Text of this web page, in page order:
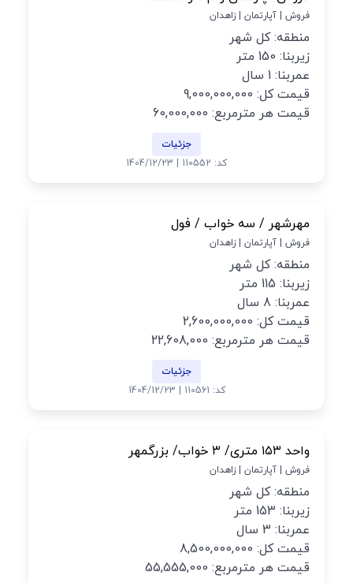
فروش | آپارتمان | زاهدان
منطقه: کل شهر
زیربنا: 150 متر
عمربنا: 1 سال
قیمت کل: 9,000,000,000
قیمت هر مترمربع: 60,000,000
جزئیات
کد: 110552 | 1404/12/23
مهرشهر / سه خواب / فول
فروش | آپارتمان | زاهدان
منطقه: کل شهر
زیربنا: 115 متر
عمربنا: 8 سال
قیمت کل: 2,600,000,000
قیمت هر مترمربع: 22,608,000
جزئیات
کد: 110561 | 1404/12/23
واحد ۱۵۳ متری/ ۳ خواب/ بزرگمهر
فروش | آپارتمان | زاهدان
منطقه: کل شهر
زیربنا: 153 متر
عمربنا: 3 سال
قیمت کل: 8,500,000,000
قیمت هر مترمربع: 55,555,000